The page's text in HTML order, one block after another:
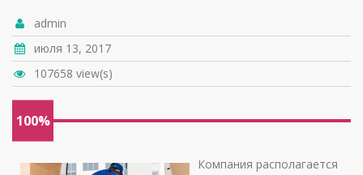
admin
июля 13, 2017
107658 view(s)
100%
Компания располагается